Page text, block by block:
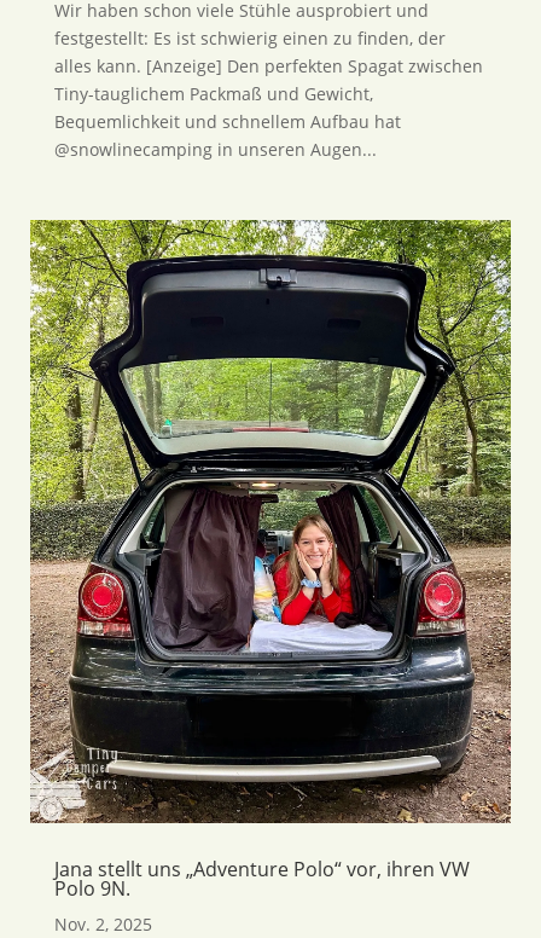
Wir haben schon viele Stühle ausprobiert und
festgestellt: Es ist schwierig einen zu finden, der
alles kann. [Anzeige] Den perfekten Spagat zwischen
Tiny-tauglichem Packmaß und Gewicht,
Bequemlichkeit und schnellem Aufbau hat
@snowlinecamping in unseren Augen...
Jana stellt uns „Adventure Polo“ vor, ihren VW
Polo 9N.
Nov. 2, 2025